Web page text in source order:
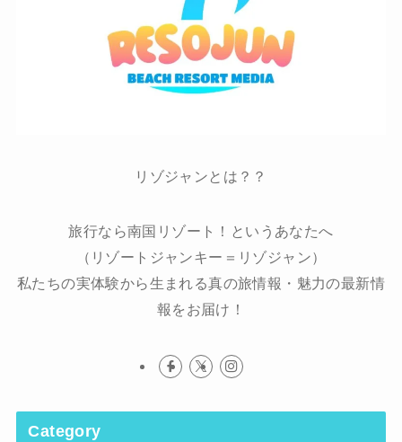
リゾジャンとは？？
旅行なら南国リゾート！というあなたへ
（リゾートジャンキー＝リゾジャン）
私たちの実体験から生まれる真の旅情報・魅力の最新情
報をお届け！
Category